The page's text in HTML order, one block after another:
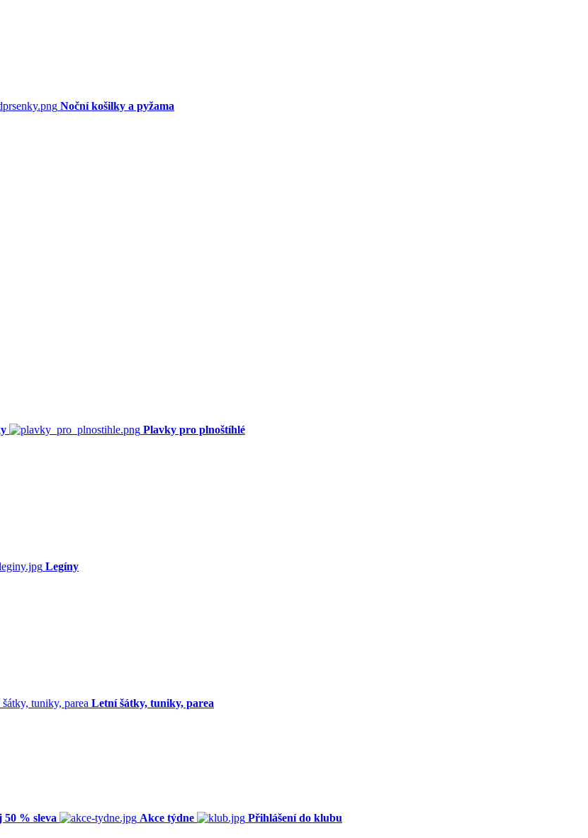
Noční košilky a pyžama
Plavky pro plnoštíhlé
Legíny
Letní šátky, tuniky, parea
% sleva Akce týdne
Přihlášení do klubu